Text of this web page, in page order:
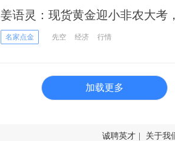
姜语灵：现货黄金迎小非农大考
名家点金 先空 经济 行情
加载更多
诚聘英才 关于我